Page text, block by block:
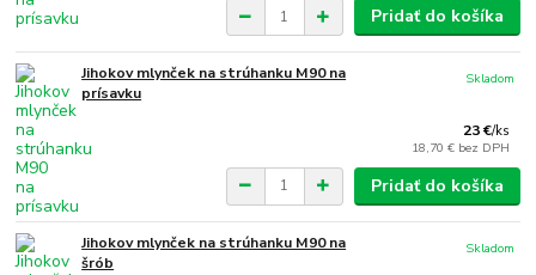
Pridať do košíka
Jihokov mlynček na strúhanku M90 na
prísavku
23 €/ks
18,70 € bez DPH
Skladom
Pridať do košíka
Jihokov mlynček na strúhanku M90 na
šrób
Skladom